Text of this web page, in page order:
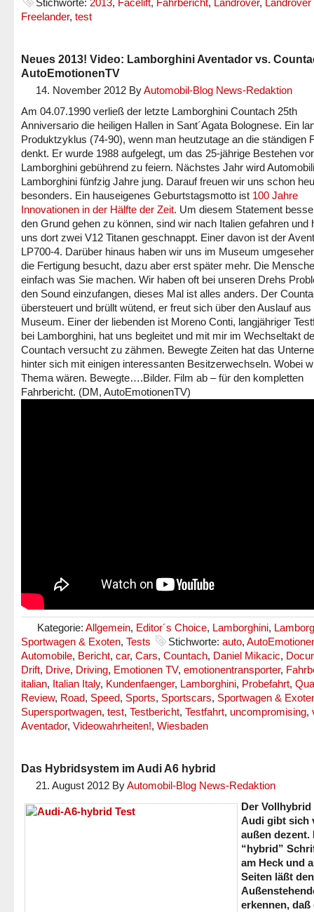
Stichworte: 2013, Facelift, Fahrbericht, Landrover, Landrover
Freelander, test
Neues 2013! Video: Lamborghini Aventador vs.
AutoEmotionenTV
14. November 2012 ByAutomobil-Blog News-Redaktion
Am 04.07.1990 verließ der letzte Lamborghini Countach 25th
Anniversario die heiligen Hallen in Sant´Agata Bolognese. Ein
Produktzyklus (74-90), wenn man heutzutage an die ständigen
denkt. Er wurde 1988 aufgelegt, um das 25-jährige Bestehen
Lamborghini gebührend zu feiern. Nächstes Jahr wird Automobili
Lamborghini fünfzig Jahre jung. Darauf freuen wir uns schon
besonders. Ein hauseigenes Geburtstagsmotto ist 100 Jahre
Innovationen in der Hälfte der Zeit. Um diesem Statement
den Grund gehen zu können, sind wir nach Italien gefahren und
uns dort zwei V12 Titanen geschnappt. Einer davon ist der
LP700-4. Darüber hinaus haben wir uns im Museum
die Fertigung besucht, dazu aber erst später mehr. Die
einfach was Sie machen. Wir haben oft bei unseren Drehs
den Sound einzufangen, dieses Mal ist alles anders. Der
übersteuert und brüllt wütend, er freut sich über den Auslauf aus
Museum. Einer der liebenden ist Moreno Conti, langjähriger
bei Lamborghini, hat uns begleitet und mit mir im Wechseltakt
Countach versucht zu zähmen. Bewegte Zeiten hat das
hinter sich mit einigen interessanten Besitzerwechseln. Wobei
Thema wären. Bewegte….Bilder. Film ab – für den kompletten
Fahrbericht. (DM, AutoEmotionenTV)
Kategorie: Allgemein, Editor´s Choice, Lamborghini,
Sportwagen & Exoten, Tests Stichworte: auto,
Automobile, Bericht, car, Cars, Countach, Daniel Mikacic,
Drift, Drive, Driving, Emotionen TV, emotionentransporter,
italian, Italian Italy, Kundenfaenger, Lamborghini, Probefahrt,
Review, Road, Speed, Sports, Sportscars, Sportwagen &
Supersportwagen, test, Testbericht, Testfahrt, uncompromising,
Aventador, Videowahrheiten!, Wiesbaden
Das Hybridsystem im Audi A6 hybrid
21. August 2012 ByAutomobil-Blog News-Redaktion
Der Vollhybrid
Audi gibt sich
außen dezent.
“hybrid”
am Heck und
Seiten läßt den
erkennen, daß